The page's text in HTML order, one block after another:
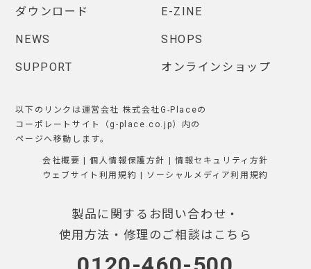
ダウンロード E-ZINE
NEWS SHOPS
SUPPORT オンラインショップ
以下のリンクは運営会社 株式会社G-Placeの
コーポレートサイト（g-place.co.jp）内の
ページへ移動します。
会社概要 |個人情報保護方針
情報セキュリティ方針
ウェブサイト利用規約
ソーシャルメディア利用規約
製品に関するお問い合わせ・
使用方法・修理のご相談はこちら